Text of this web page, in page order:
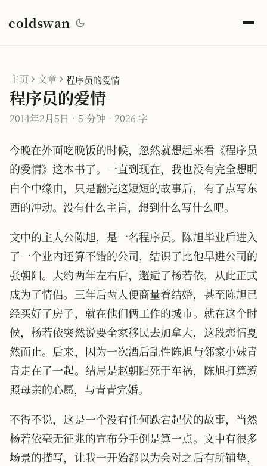
coldswan
主页 文章 程序员的爱情
程序员的爱情
2014年2月5日 · 5 分钟 · 2026 字
今晚在外面吃晚饭的时候，忽然就想起来看《程序员
的爱情》这本书了。一直到现在，我也没有完全想明
白个中缘由，只是翻完这短短的故事后，有了点写东
西的冲动。没有什么主旨，想到什么写什么吧。
文中的主人公陈旭，是一名程序员。陈旭毕业后进入
了一个业内还算不错的公司，结识了比他早进公司的
张朝阳。大约两年左右后，邂逅了杨若依，从此正式
成为了情侣。三年后两人便商量着结婚，甚至陈旭已
经买好了房子，就在他们俩工作的城市。就在这个时
候，杨若依突然说要全家移民去加拿大，这段恋情戛
然而止。后来，因为一次酒后乱性陈旭与邻家小妹青
青走在了一起。结局是赵朝阳死于车祸，陈旭打算遵
照母亲的心愿，与青青完婚。
不得不说，这是一个没有任何跌宕起伏的故事，当然
杨若依毫无征兆的宣布分手倒是算一点。文中有很多
场景的描写，让我一开始都以为会对之后有所铺垫，